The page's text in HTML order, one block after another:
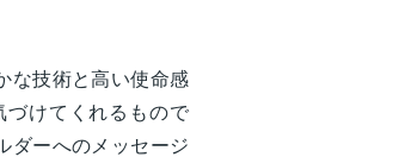
な技術と高い使命感
づけてくれるもので
ダーへのメッセージ